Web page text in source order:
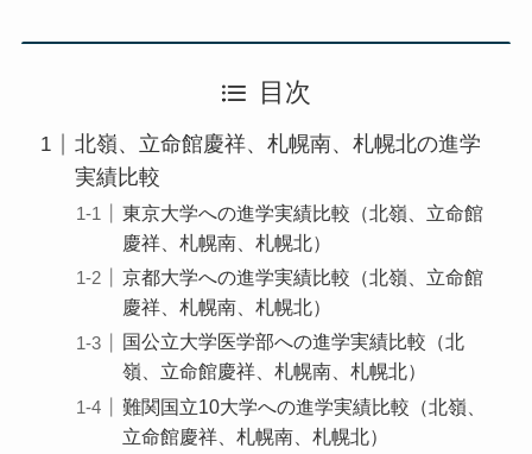
目次
北嶺、立命館慶祥、札幌南、札幌北の進学
実績比較
東京大学への進学実績比較（北嶺、立命館
慶祥、札幌南、札幌北）
京都大学への進学実績比較（北嶺、立命館
慶祥、札幌南、札幌北）
国公立大学医学部への進学実績比較（北
嶺、立命館慶祥、札幌南、札幌北）
難関国立10大学への進学実績比較（北嶺、
立命館慶祥、札幌南、札幌北）